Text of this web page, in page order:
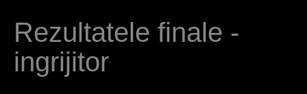
ş
t
Rezultatele finale -
ingrijitor